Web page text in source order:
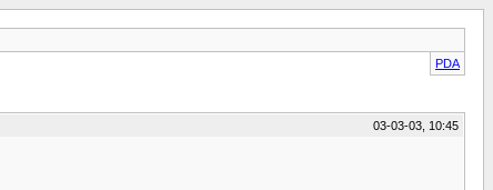
PDA
03-03-03, 10:45